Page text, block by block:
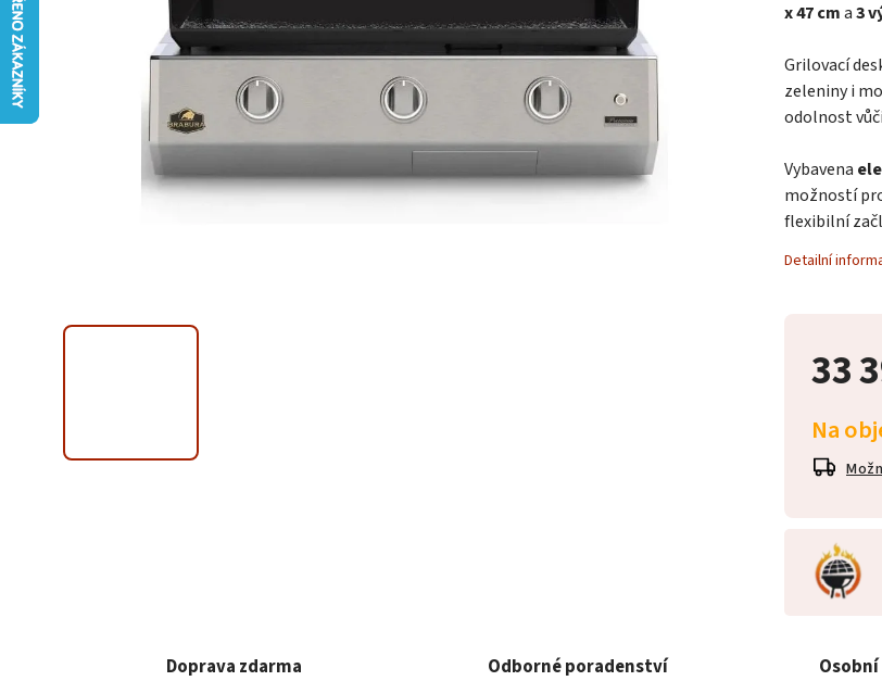
33
Na
x 47 cma3
Grilovací
zeleniny i
odolnost
Vybavena
možností
flexibilní
Detailní
Doprava zdarma Odborné poradenství